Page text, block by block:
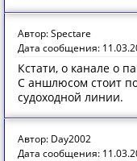
Автор: Spectare
Дата сообщения:
Кстати, о канале о
С аншлюсом стоит
судоходной линии.
Автор: Day2002
Дата сообщения: